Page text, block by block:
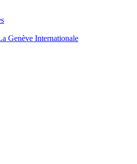
Genève Internationale